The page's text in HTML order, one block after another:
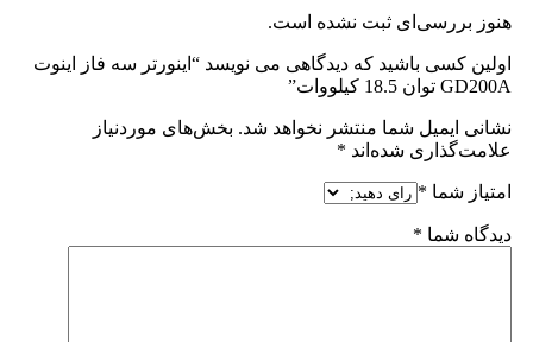
هنوز بررسی‌ای ثبت نشده است.
اولین کسی باشید که دیدگاهی می نویسد “اینورتر سه فاز اینوت
GD200A توان 18.5 کیلووات”
نشانی ایمیل شما منتشر نخواهد شد. بخش‌های موردنیاز
علامت‌گذاری شده‌اند *
امتیاز شما *
دیدگاه شما *